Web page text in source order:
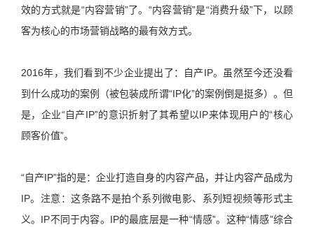
效的方式就是“内容营销”了。“内容营销”是“消费升级”下，以顾
客为核心的市场营销战略的最有效方式。
2016年，我们看到不少企业提出了：自产IP。虽然至今还没看
到什么成功的案例（被包装成所谓“IP化”的案例倒是挺多）。但
是，企业“自产IP”的意识折射了其希望以IP来体现用户的“核心
顾客价值”。
“自产IP”指的是：企业打造自身的内容产品，并让内容产品成为
IP。注意：这条路不是拍个系列微电影、系列短视频等形式主
义。IP不同于内容。IP的最底层是一种“情感”。这种“情感”综合